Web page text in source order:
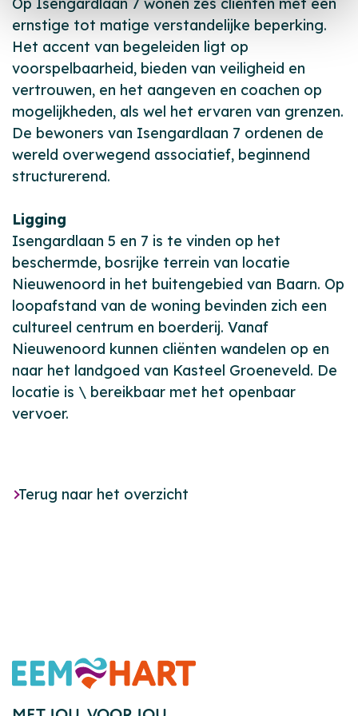
Op Isengardlaan 7 wonen zes cliënten met een
ernstige tot matige verstandelijke beperking.
Het accent van begeleiden ligt op
voorspelbaarheid, bieden van veiligheid en
vertrouwen, en het aangeven en coachen op
mogelijkheden, als wel het ervaren van grenzen.
De bewoners van Isengardlaan 7 ordenen de
wereld overwegend associatief, beginnend
structurerend.
Ligging
Isengardlaan 5 en 7 is te vinden op het
beschermde, bosrijke terrein van locatie
Nieuwenoord in het buitengebied van Baarn. Op
loopafstand van de woning bevinden zich een
cultureel centrum en boerderij. Vanaf
Nieuwenoord kunnen cliënten wandelen op en
naar het landgoed van Kasteel Groeneveld. De
locatie is \ bereikbaar met het openbaar
vervoer.
Terug naar het overzicht
Footer